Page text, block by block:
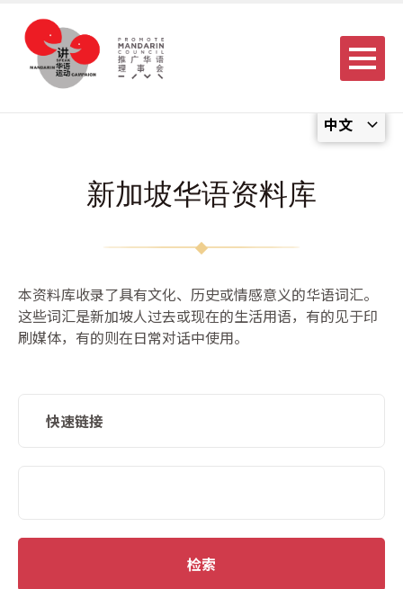
中文
Menu
新加坡华语资料库
本资料库收录了具有文化、历史或情感意义的华语词汇。
这些词汇是新加坡人过去或现在的生活用语，有的见于印
刷媒体，有的则在日常对话中使用。
快速链接
检索